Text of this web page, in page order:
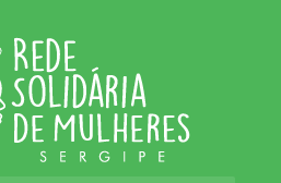
page in the Live Composer.
> Templates.